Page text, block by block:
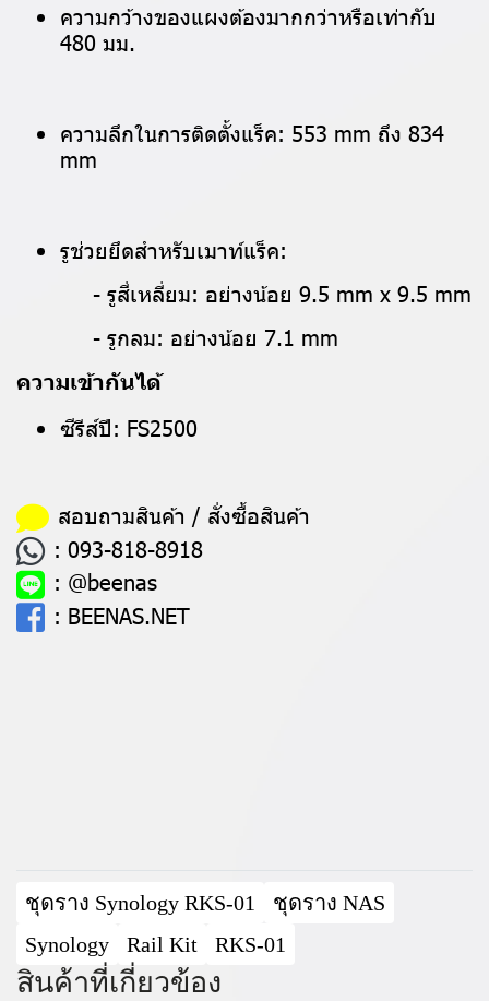
ความกว้างของแผงต้องมากกว่าหรือเท่ากับ
480 มม.
ความลึกในการติดตั้งแร็ค: 553 mm ถึง 834
mm
รูช่วยยึดสำหรับเมาท์แร็ค:
- รูสี่เหลี่ยม: อย่างน้อย 9.5 mm x 9.5 mm
- รูกลม: อย่างน้อย 7.1 mm
ความเข้ากันได้
ซีรีส์ปี: FS2500
สอบถามสินค้า / สั่งซื้อสินค้า
: 093-818-8918
: @beenas
: BEENAS.NET
ชุดราง Synology RKS-01
ชุดราง NAS
Synology
Rail Kit RKS-01
สินค้าที่เกี่ยวข้อง